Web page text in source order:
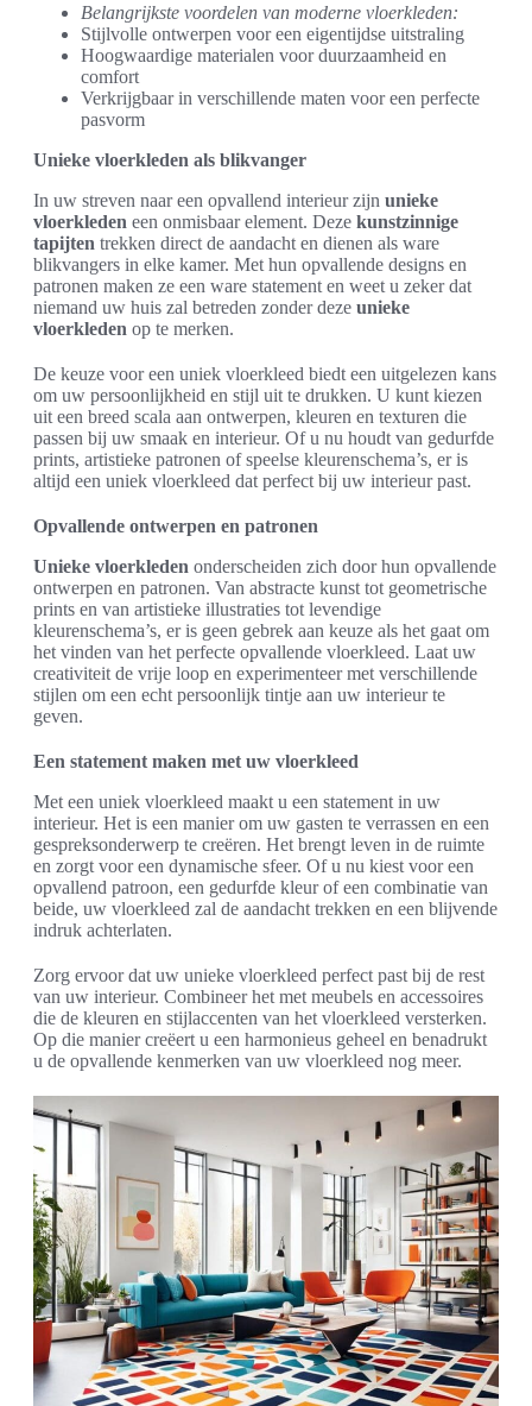
Belangrijkste voordelen van moderne vloerkleden:
Stijlvolle ontwerpen voor een eigentijdse uitstraling
Hoogwaardige materialen voor duurzaamheid en
comfort
Verkrijgbaar in verschillende maten voor een perfecte
pasvorm
Unieke vloerkleden als blikvanger
In uw streven naar een opvallend interieur zijn unieke
vloerkleden een onmisbaar element. Deze kunstzinnige
tapijten trekken direct de aandacht en dienen als ware
blikvangers in elke kamer. Met hun opvallende designs en
patronen maken ze een ware statement en weet u zeker dat
niemand uw huis zal betreden zonder deze unieke
vloerkleden op te merken.
De keuze voor een uniek vloerkleed biedt een uitgelezen kans
om uw persoonlijkheid en stijl uit te drukken. U kunt kiezen
uit een breed scala aan ontwerpen, kleuren en texturen die
passen bij uw smaak en interieur. Of u nu houdt van gedurfde
prints, artistieke patronen of speelse kleurenschema’s, er is
altijd een uniek vloerkleed dat perfect bij uw interieur past.
Opvallende ontwerpen en patronen
Unieke vloerkleden onderscheiden zich door hun opvallende
ontwerpen en patronen. Van abstracte kunst tot geometrische
prints en van artistieke illustraties tot levendige
kleurenschema’s, er is geen gebrek aan keuze als het gaat om
het vinden van het perfecte opvallende vloerkleed. Laat uw
creativiteit de vrije loop en experimenteer met verschillende
stijlen om een echt persoonlijk tintje aan uw interieur te
geven.
Een statement maken met uw vloerkleed
Met een uniek vloerkleed maakt u een statement in uw
interieur. Het is een manier om uw gasten te verrassen en een
gespreksonderwerp te creëren. Het brengt leven in de ruimte
en zorgt voor een dynamische sfeer. Of u nu kiest voor een
opvallend patroon, een gedurfde kleur of een combinatie van
beide, uw vloerkleed zal de aandacht trekken en een blijvende
indruk achterlaten.
Zorg ervoor dat uw unieke vloerkleed perfect past bij de rest
van uw interieur. Combineer het met meubels en accessoires
die de kleuren en stijlaccenten van het vloerkleed versterken.
Op die manier creëert u een harmonieus geheel en benadrukt
u de opvallende kenmerken van uw vloerkleed nog meer.